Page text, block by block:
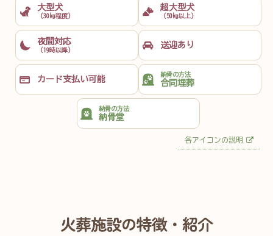
大型犬
（30kg程度）
超大型犬
（50kg以上）
夜間対応
（19時以降）
送迎あり
カード支払い可能
納骨の方法
合同埋葬
納骨の方法
納骨堂
各アイコンの説明
火葬施設の特徴・紹介